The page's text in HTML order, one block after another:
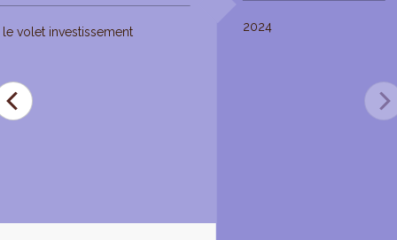
volet investissement 2024